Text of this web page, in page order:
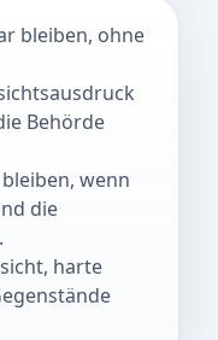
bleiben, ohne
Behörde
wenn
die
harte